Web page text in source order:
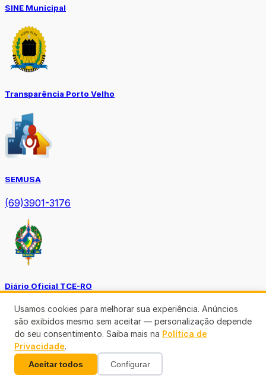
SINE Municipal
Transparência Porto Velho
SEMUSA
(69)3901-3176
Diário Oficial TCE-RO
Diário Prefeitura de Porto Velho
Usamos cookies para melhorar sua experiência. Anúncios
são exibidos mesmo sem aceitar — personalização depende
do seu consentimento. Saiba mais na Política de
Privacidade.
Aceitar todos Configurar